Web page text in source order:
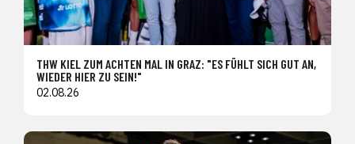
THW KIEL ZUM ACHTEN MAL IN GRAZ: "ES FÜHLT SICH GUT AN,
WIEDER HIER ZU SEIN!"
02.08.26